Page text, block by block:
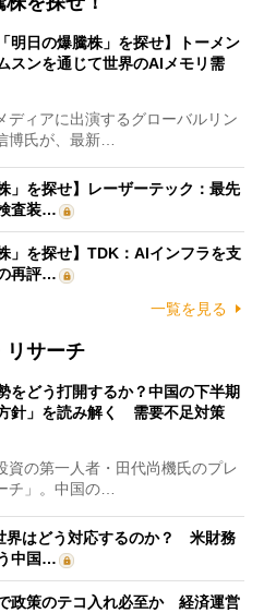
明日の爆騰株」を探せ】トーメン
スンを通じて世界のAIメモリ需
ィアに出演するグローバルリン
博氏が、最新…
」を探せ】レーザーテック：最先
査装…
」を探せ】TDK：AIインフラを支
再評…
一覧を見る
リサーチ
をどう打開するか？中国の下半期
針」を読み解く 需要不足対策
の第一人者・田代尚機氏のプレ
チ」。中国の…
界はどう対応するのか？ 米財務
中国…
政策のテコ入れ必至か 経済運営